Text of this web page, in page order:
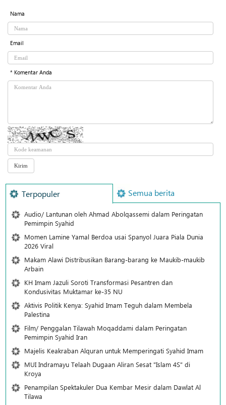
Nama
Email
* Komentar Anda
Terpopuler Semua berita
Audio/ Lantunan oleh Ahmad Abolqassemi dalam Peringatan
Pemimpin Syahid
Momen Lamine Yamal Berdoa usai Spanyol Juara Piala Dunia
2026 Viral
Makam Alawi Distribusikan Barang-barang ke Maukib-maukib
Arbain
KH Imam Jazuli Soroti Transformasi Pesantren dan
Kondusivitas Muktamar ke-35 NU
Aktivis Politik Kenya: Syahid Imam Teguh dalam Membela
Palestina
Film/ Penggalan Tilawah Moqaddami dalam Peringatan
Pemimpin Syahid Iran
Majelis Keakraban Alquran untuk Memperingati Syahid Imam
MUI Indramayu Telaah Dugaan Aliran Sesat "Islam 4S" di
Kroya
Penampilan Spektakuler Dua Kembar Mesir dalam Dawlat Al
Tilawa